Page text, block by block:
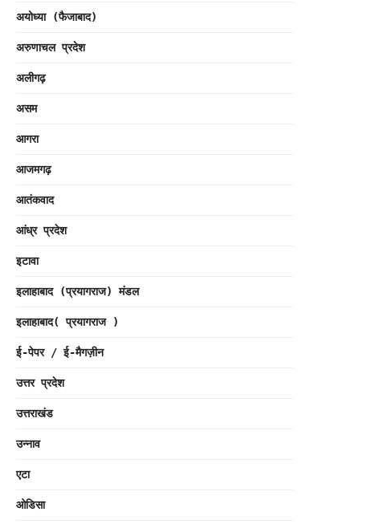
अयोध्या (फैजाबाद)
अरुणाचल प्रदेश
अलीगढ़
असम
आगरा
आजमगढ़
आतंकवाद
आंध्र प्रदेश
इटावा
इलाहाबाद (प्रयागराज) मंडल
इलाहाबाद( प्रयागराज )
ई-पेपर / ई-मैगज़ीन
उत्तर प्रदेश
उत्तराखंड
उन्नाव
एटा
ओडिसा